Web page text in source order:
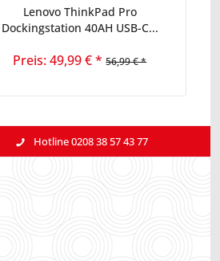
Lenovo ThinkPad Pro
Dockingstation 40AH USB-C...
Preis: 49,99 € * 56,99 € *
Hotline 0208 38 57 43 77